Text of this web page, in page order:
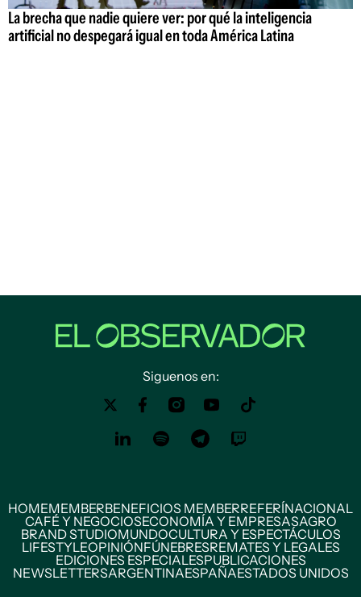
La brecha que nadie quiere ver: por qué la inteligencia
artificial no despegará igual en toda América Latina
Siguenos en:
HOMEMEMBERBENEFICIOS MEMBERREFERÍNACIONAL
CAFÉ Y NEGOCIOSECONOMÍA Y EMPRESASAGRO
BRAND STUDIOMUNDOCULTURA Y ESPECTÁCULOS
LIFESTYLEOPINIÓNFÚNEBRESREMATES Y LEGALES
EDICIONES ESPECIALESPUBLICACIONES
NEWSLETTERSARGENTINAESPAÑAESTADOS UNIDOS